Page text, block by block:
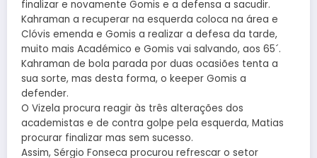
finalizar e novamente Gomis e a defensa a sacudir.
Kahraman a recuperar na esquerda coloca na área e
Clóvis emenda e Gomis a realizar a defesa da tarde,
muito mais Académico e Gomis vai salvando, aos 65´.
Kahraman de bola parada por duas ocasiões tenta a
sua sorte, mas desta forma, o keeper Gomis a
defender.
O Vizela procura reagir às três alterações dos
academistas e de contra golpe pela esquerda, Matias
procurar finalizar mas sem sucesso.
Assim, Sérgio Fonseca procurou refrescar o setor